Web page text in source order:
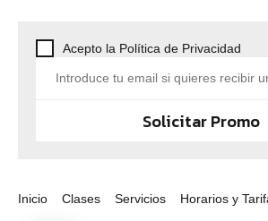
Acepto la Política de Privacidad
Solicitar Promo
Inicio Clases Servicios Horarios y